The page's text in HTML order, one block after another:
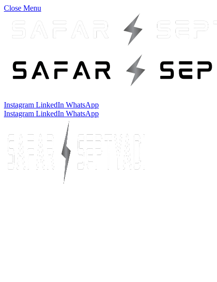
Close Menu
Instagram LinkedIn WhatsApp
Instagram LinkedIn WhatsApp